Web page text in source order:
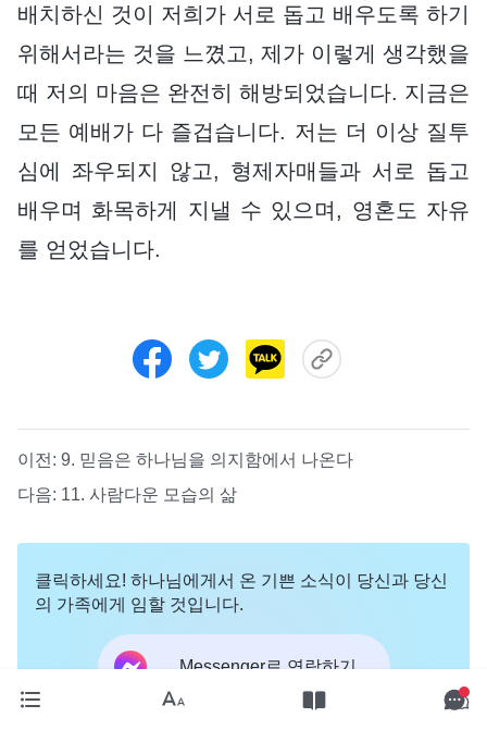
배치하신 것이 저희가 서로 돕고 배우도록 하기
위해서라는 것을 느꼈고, 제가 이렇게 생각했을
때 저의 마음은 완전히 해방되었습니다. 지금은
모든 예배가 다 즐겁습니다. 저는 더 이상 질투
심에 좌우되지 않고, 형제자매들과 서로 돕고
배우며 화목하게 지낼 수 있으며, 영혼도 자유
를 얻었습니다.
이전: 9. 믿음은 하나님을 의지함에서 나온다
다음: 11. 사람다운 모습의 삶
클릭하세요! 하나님에게서 온 기쁜 소식이 당신과 당신
의 가족에게 임할 것입니다.
Messenger로 연락하기